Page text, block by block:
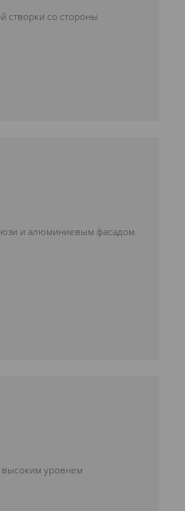
створки со стороны
и алюминиевым фасадом.
уровнем